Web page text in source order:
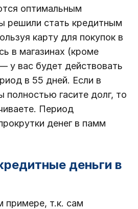
оптимальным
решили стать кредитным
карту для покупок в
в магазинах (кроме
у вас будет действовать
в 55 дней. Если в
полностью гасите долг, то
Период
денег в памм
деньги в
примере, т.к. сам